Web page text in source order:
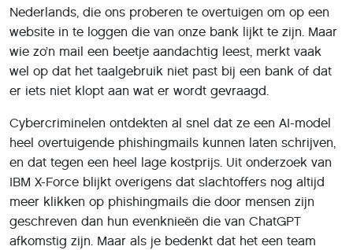
Cybercriminelen ontdekten al snel dat ze een AI-model
heel overtuigende phishingmails kunnen laten schrijven,
en dat tegen een heel lage kostprijs. Uit onderzoek van
IBM X-Force blijkt overigens dat slachtoffers nog altijd
geschreven dan hun evenknieën die van ChatGPT
afkomstig zijn. Maar als je bedenkt dat het een team
beveiligingsonderzoekers met ervaring insocial
engineering maar liefst 16 uur kostte om een
gepersonaliseerde phishingmail te perfectioneren, en dat
een AI-model hiervoor slechts vijf minuten nodig had,
wordt duidelijk waar het gevaar van AI-modellen ligt: ze